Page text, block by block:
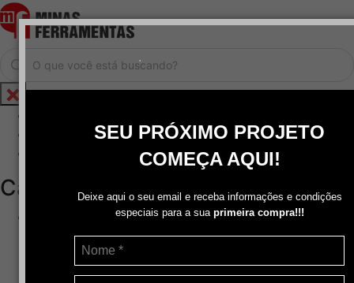
.
SEU PRÓXIMO PROJETO
COMEÇA AQUI!
Deixe aqui o seu email e receba informações e condições
especiais para a sua primeira compra!!!
Cadastrar / Logar
Central de Atendimento
Categorias
Disco de Corte
Disco de Corte e Desbaste-Dupla Aplicação
Disco de Desbaste